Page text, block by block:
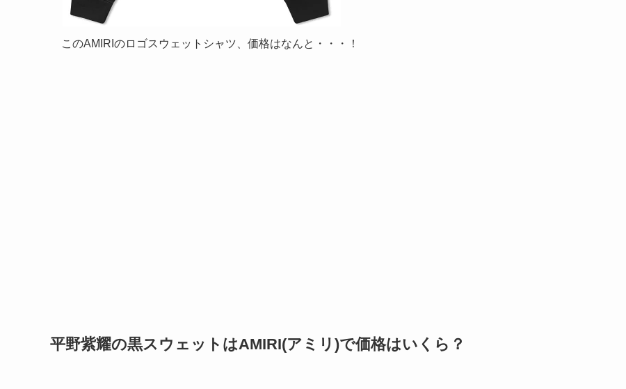
このAMIRIのロゴスウェットシャツ、価格はなんと・・・！
平野紫耀の黒スウェットはAMIRI(アミリ)で価格はいくら？